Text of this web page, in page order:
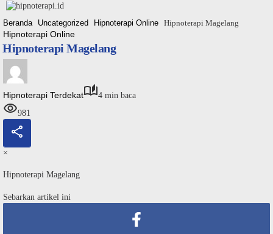
Langsung
konten
Beranda Uncategorized Hipnoterapi Online Hipnoterapi Magelang
Hipnoterapi Online
Hipnoterapi Magelang
Hipnoterapi Terdekat
4 min baca
981
×
Hipnoterapi Magelang
Sebarkan artikel ini